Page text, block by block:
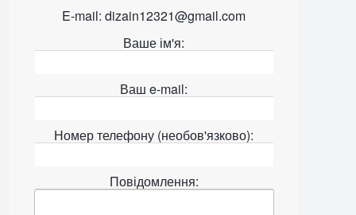
E-mail: dizain12321@gmail.com
Ваше ім'я:
Ваш e-mail:
Номер телефону (необов'язково):
Повідомлення: